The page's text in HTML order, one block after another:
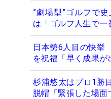
”劇場型”ゴルフで
は「ゴルフ人生で一
日本勢6人目の快挙
を祝福「早く成果が
杉浦悠太はプロ1勝
脱帽「緊張した場面